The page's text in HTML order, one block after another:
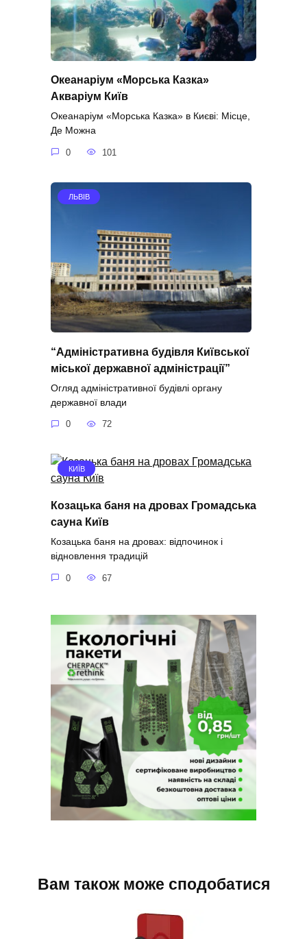
Океанаріум «Морська Казка»
Акваріум Київ
Океанаріум «Морська Казка» в Києві: Місце,
Де Можна
0 101
ЛЬВІВ
“Адміністративна будівля Київської
міської державної адміністрації”
Огляд адміністративної будівлі органу
державної влади
0 72
КИЇВ
Козацька баня на дровах Громадська
сауна Київ
Козацька баня на дровах: відпочинок і
відновлення традицій
0 67
Вам також може сподобатися